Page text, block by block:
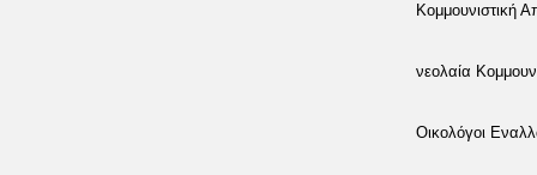
Κομμουνιστική
νεολαία
Οικολόγοι